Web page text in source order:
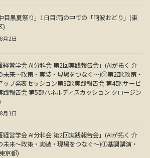
目黒夏祭り」1日目:雨の中での「阿波おどり」(東
)
月2日
経営学会 AI分科会 第2回実践報告会」(AIが拓く 介
未来～政策・実装・現場をつなぐ～)②第2部:政策・
ップ発表セッション第3部:実践報告会 第4部:サービ
践報告会 第5部パネルディスカッション クロージン
月1日
経営学会 AI分科会 第2回実践報告会」(AIが拓く 介
未来～政策・実装・現場をつなぐ～)①基調講演・
京都)